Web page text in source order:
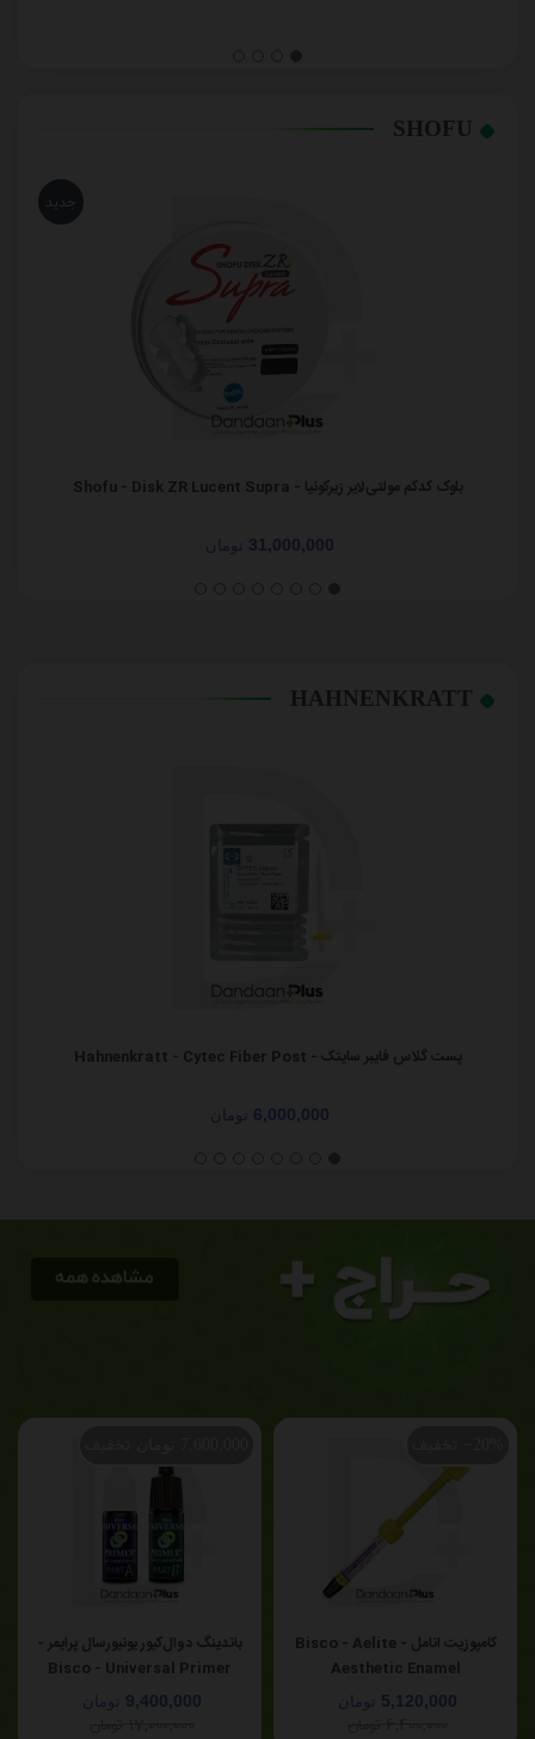
SHOFU
جدید
بلوک کدکم مولتی‌لایر زیرکونیا - Shofu - Disk ZR Lucent Supra
31,000,000 تومان
HAHNENKRATT
پست گلاس فایبر سایتک - Hahnenkratt - Cytec Fiber Post
6,000,000 تومان
کامپوزیت انامل - Bisco - Aelite
Aesthetic Enamel
5,120,000 تومان
باندینگ دوال‌کیور یونیورسال پرایمر -
Bisco - Universal Primer
9,400,000 تومان